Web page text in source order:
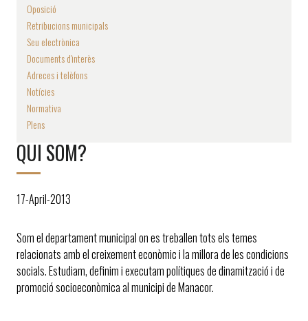
Oposició
Retribucions municipals
Seu electrònica
Documents d'interès
Adreces i telèfons
Notícies
Normativa
Plens
QUI SOM?
17-April-2013
Som el departament municipal on es treballen tots els temes
relacionats amb el creixement econòmic i la millora de les condicions
socials. Estudiam, definim i executam polítiques de dinamització i de
promoció socioeconòmica al municipi de Manacor.